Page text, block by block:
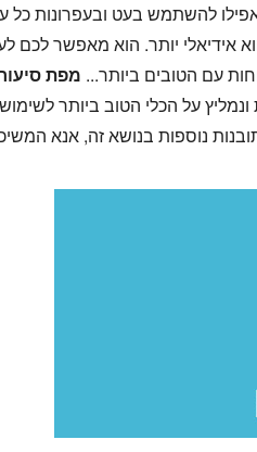
להשתמש בעט ובעפרונות כל
אידיאלי יותר. הוא מאפשר לכם
עם הטובים ביותר... מפת
על הכלי הטוב ביותר